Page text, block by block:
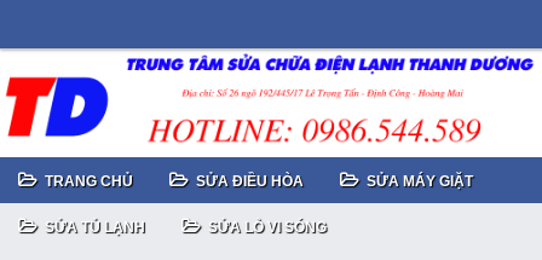
TRANG CHỦ SỬA ĐIỀU HÒA SỬA MÁY GIẶT
SỬA TỦ LẠNH SỬA LÒ VI SÓNG